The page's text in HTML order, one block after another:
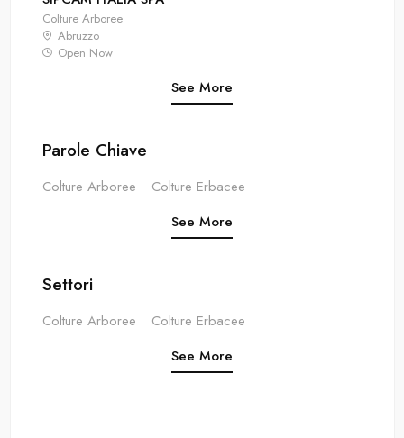
Colture Arboree
Abruzzo
Open Now
See More
Parole Chiave
Colture Arboree
Colture Erbacee
See More
Settori
Colture Arboree
Colture Erbacee
See More